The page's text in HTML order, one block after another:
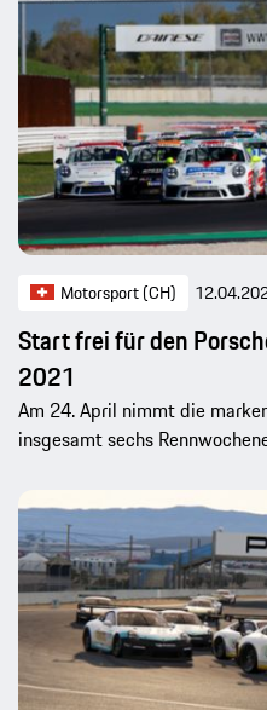
Motorsport (CH)
Start frei für den
2021
Am 24. April nimmt die
insgesamt sechs